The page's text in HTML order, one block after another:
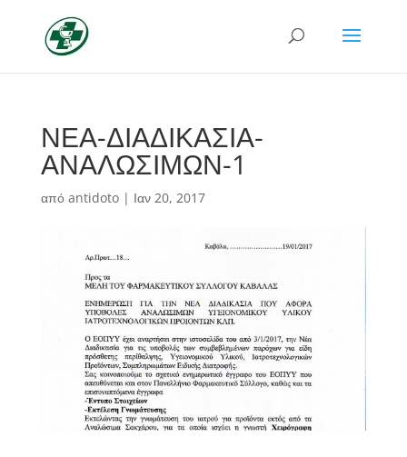
ΝΕΑ-ΔΙΑΔΙΚΑΣΙΑ-
ΑΝΑΛΩΣΙΜΩΝ-1
από antidoto| Ιαν 20, 2017